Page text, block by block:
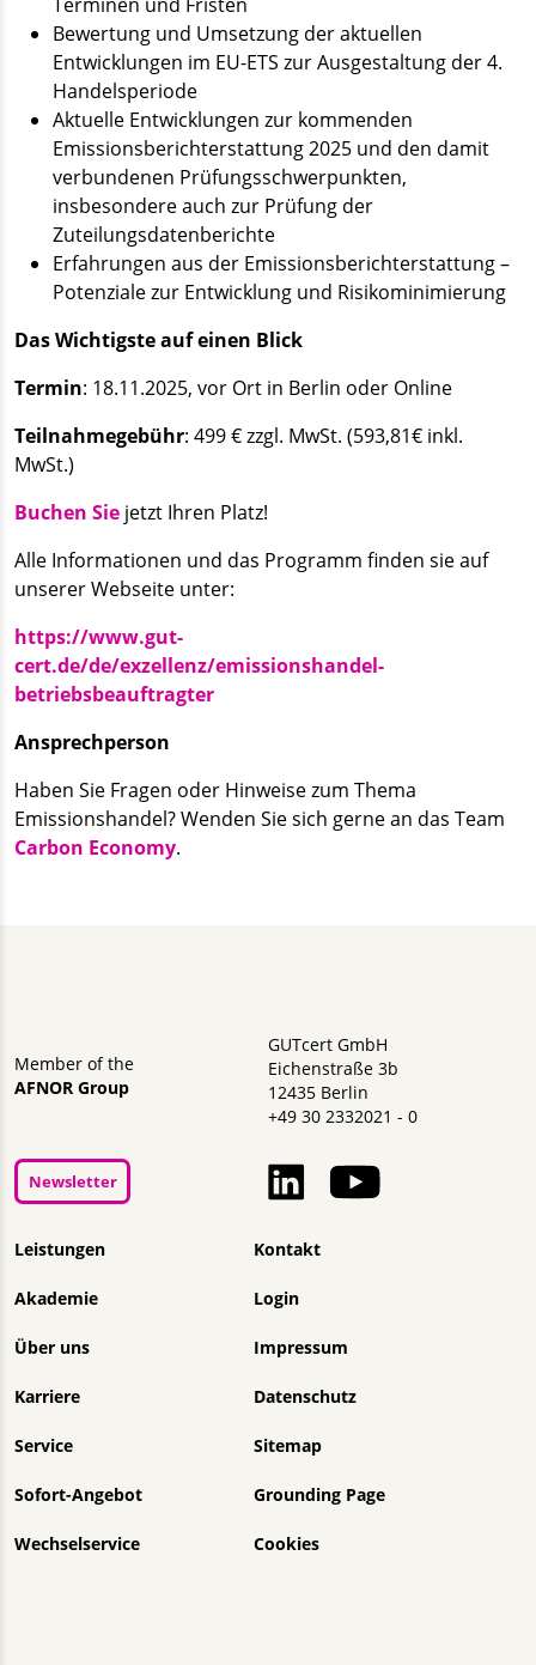
Bewertung und Umsetzung der aktuellen
Entwicklungen im EU-ETS zur Ausgestaltung der 4.
Handels­periode
Aktuelle Entwicklungen zur kommenden
Emissionsberichterstattung 2025 und den damit
verbundenen Prüfungsschwerpunkten,
insbesondere auch zur Prüfung der
Zuteilungsdatenberichte
Erfahrungen aus der Emissionsberichterstattung –
Potenziale zur Entwicklung und Risikominimierung
Das Wichtigste auf einen Blick
Termin: 18.11.2025, vor Ort in Berlin oder Online
Teilnahmegebühr: 499 € zzgl. MwSt. (593,81€ inkl.
MwSt.)
Buchen Sie jetzt Ihren Platz!
Alle Informationen und das Programm finden sie auf
unserer Webseite unter:
https://www.gut-
cert.de/de/exzellenz/emissionshandel-
betriebsbeauftragter
Ansprechperson
Haben Sie Fragen oder Hinweise zum Thema
Emissionshandel? Wenden Sie sich gerne an das Team
Carbon Economy.
Member of the
AFNOR Group
GUTcert GmbH
Eichenstraße 3b
12435 Berlin
+49 30 2332021 - 0
Navigation überspringen
Leistungen
Akademie
Über uns
Karriere
Service
Sofort-Angebot
Wechselservice
Kontakt
Login
Impressum
Datenschutz
Sitemap
Grounding Page
Cookies
Newsletter